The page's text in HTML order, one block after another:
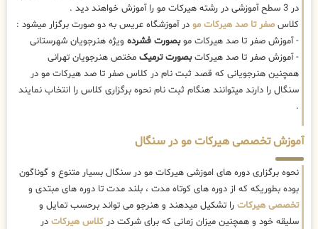
در 3 سطح آموزشی در رشته هیرکات مو را آموزش خواهند دید .
کلاسصفر تا صد هیرکات مو در آموزشگاه عریس به دو صورت برگزار میشود :
- آموزش صفر تا صد هیرکات موبصورت فشرده ویژه هنرجویان شهرستانی
- آموزش صفر تا صد هیرکاتبصورت ترمیک مختص هنرجویان تهرانی
همچنین هنرجویانی که قصد ثبت نام در کلاس صفر تا صد هیرکات مو در
سنگال را دارند میتوانند هنگام ثبت نام نحوه برگزاری کلاس را انتخاب نمایند
.
آموزش تخصصی هیرکات مو در سنگال
نحوه برگزاری دوره های اموزشی هیرکات مو در سنگال بسیار متنوع و گوناگون
بوده بطوریکه که از دوره های کوتاه مدت ، بلند مدت تا دوره های مبتدی و
تخصصی هیرکات را تشکیل میدهند و هنرجو می تواند برحسب تمایل و
سلیقه خود و همچنین میزان زمانی که برای شرکت در کلاس هیرکات در